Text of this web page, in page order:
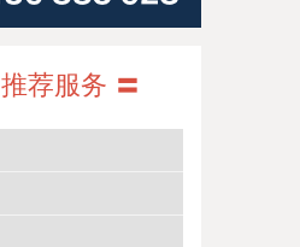
推荐服务 〓